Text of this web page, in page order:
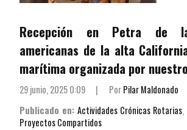
Recepción en Petra de
americanas de la alta
marítima organizada por
29 junio, 2025 0:09 | PorPilar Maldonado
Publicado en: Actividades Crónicas Rotarias,
Proyectos Compartidos